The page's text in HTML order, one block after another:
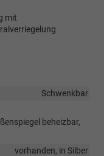
mit
Schwenkbar
beheizbar,
vorhanden, in Silber